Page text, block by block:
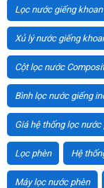
Lọc nước giếng khoan
Xủ lý nước giếng
Cột lọc nước
Bình lọc nước giếng
Giá hệ thống lọc nước
Lọc phèn Hệ
Máy lọc nước phèn